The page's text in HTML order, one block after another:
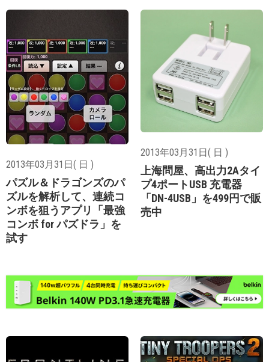
2013年03月31日( 日 )
パズル＆ドラゴンズのパ
ズルを解析して、連続コ
ンボを狙うアプリ「最強
コンボ for パズドラ」を
試す
2013年03月31日( 日 )
上海問屋、高出力2Aタイ
プ4ポートUSB 充電器
「DN-4USB」を499円で販
売中